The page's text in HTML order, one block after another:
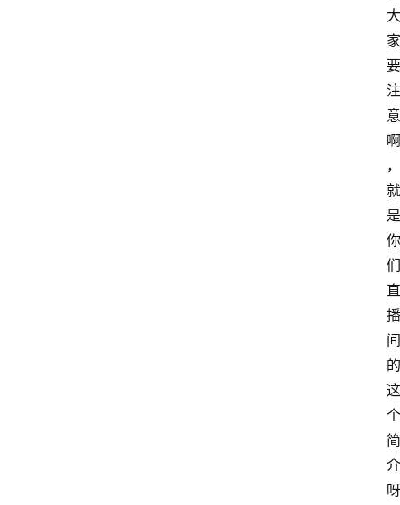
大
家
要
注
意
啊
，
就
是
你
们
直
播
间
的
这
个
简
介
呀